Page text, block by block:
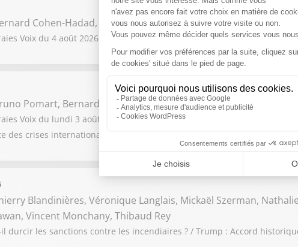
Cohen-Hadad, Florence Rouas, Sébastien Ménard
Voix du 4 août 2026 : Faut-il exclure l’Espagne de l’Union
Pomart, Bernard Cohen-Haddad, Jean-Etienne Pauzat
Voix du lundi 3 août 2026 : Le réchauffement climatique doit-il être
des crises internationales ?
Blandinières, Véronique Langlais, Mickaël Szerman,
Vincent Monchany, Thibaud Rey
durcir les sanctions contre les incendiaires ? / Trump : Accord